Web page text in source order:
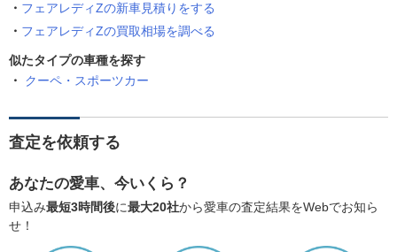
フェアレディZの新車見積りをする
フェアレディZの買取相場を調べる
似たタイプの車種を探す
クーペ・スポーツカー
査定を依頼する
あなたの愛車、今いくら？
申込み最短3時間後に最大20社から愛車の査定結果をWebでお知ら
せ！